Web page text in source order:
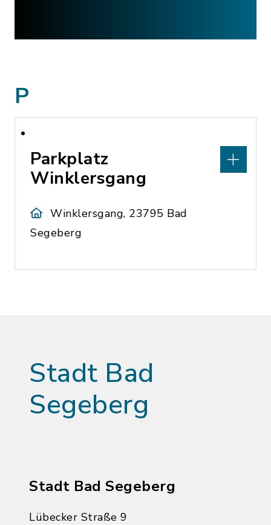
P
Parkplatz
Winklersgang
Winklersgang, 23795 Bad
Segeberg
Stadt Bad
Segeberg
Stadt Bad Segeberg
Lübecker Straße 9